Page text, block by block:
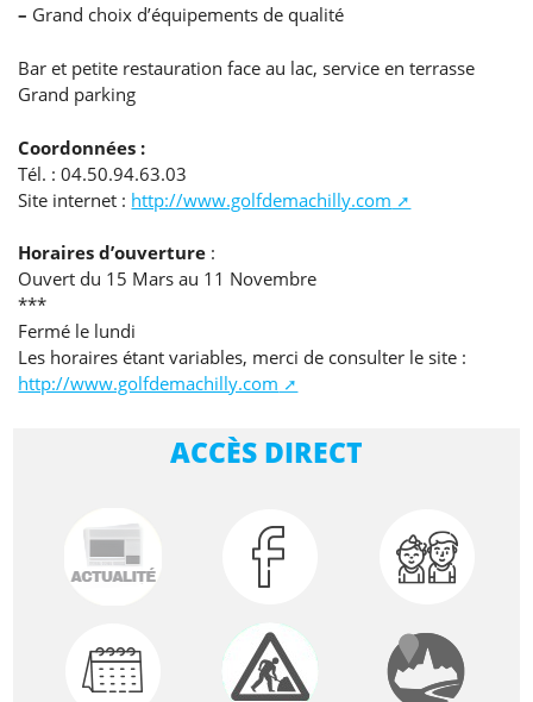
– Grand choix d’équipements de qualité
Bar et petite restauration face au lac, service en terrasse
Grand parking
Coordonnées :
Tél. : 04.50.94.63.03
Site internet : http://www.golfdemachilly.com
Horaires d’ouverture :
Ouvert du 15 Mars au 11 Novembre
***
Fermé le lundi
Les horaires étant variables, merci de consulter le site :
http://www.golfdemachilly.com
ACCÈS DIRECT